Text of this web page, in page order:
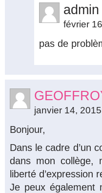
admin
février
pas de
janvier 14,
Bonjour,
Dans le cadre d’un
dans mon collège,
liberté d’expression
Je peux également